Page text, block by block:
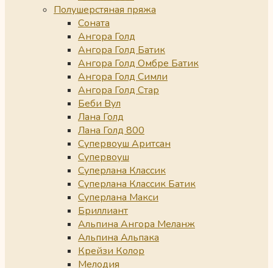
Полушерстяная пряжа
Соната
Ангора Голд
Ангора Голд Батик
Ангора Голд Омбре Батик
Ангора Голд Симли
Ангора Голд Стар
Беби Вул
Лана Голд
Лана Голд 800
Супервоуш Аритсан
Супервоуш
Суперлана Классик
Суперлана Классик Батик
Суперлана Макси
Бриллиант
Альпина Ангора Меланж
Альпина Альпака
Крейзи Колор
Мелодия